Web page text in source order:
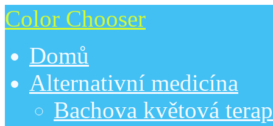
Color Chooser
Domů
Alternativní medicína
Bachova květová